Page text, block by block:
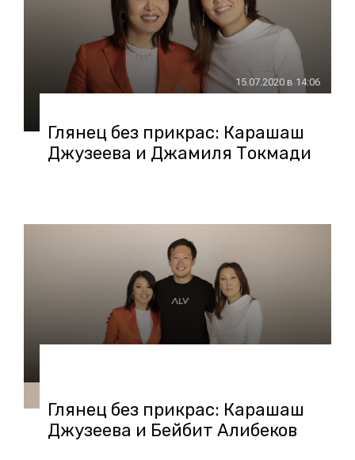
15.07.2020 в 14:06
Глянец без прикрас: Карашаш
Джузеева и Джамиля Токмади
Глянец без прикрас: Карашаш
Джузеева и Бейбит Алибеков